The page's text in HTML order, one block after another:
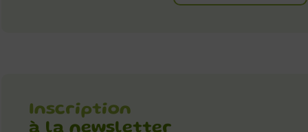
Inscription
à la newsletter